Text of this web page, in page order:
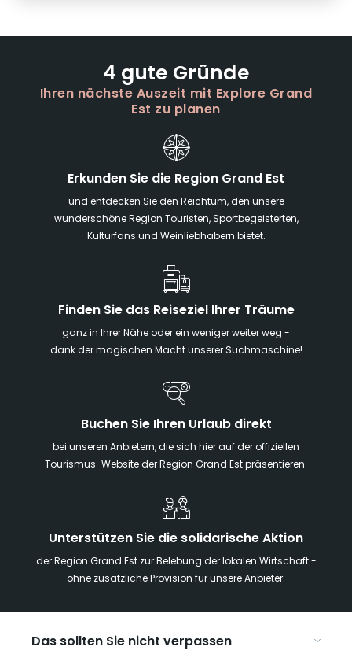
4 gute Gründe
Ihren nächste Auszeit mit Explore Grand
Est zu planen
Erkunden Sie die Region Grand Est
und entdecken Sie den Reichtum, den unsere
wunderschöne Region Touristen, Sportbegeisterten,
Kulturfans und Weinliebhabern bietet.
Finden Sie das Reiseziel Ihrer Träume
ganz in Ihrer Nähe oder ein weniger weiter weg -
dank der magischen Macht unserer Suchmaschine!
Buchen Sie Ihren Urlaub direkt
bei unseren Anbietern, die sich hier auf der offiziellen
Tourismus-Website der Region Grand Est präsentieren.
Unterstützen Sie die solidarische Aktion
der Region Grand Est zur Belebung der lokalen Wirtschaft -
ohne zusätzliche Provision für unsere Anbieter.
Das sollten Sie nicht verpassen